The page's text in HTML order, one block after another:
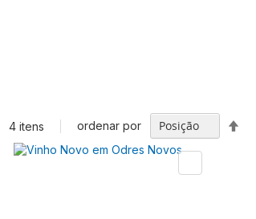
4 itens ordenar por